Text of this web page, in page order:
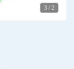
2
/
3